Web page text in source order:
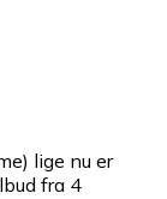
lige nu er
fra 4